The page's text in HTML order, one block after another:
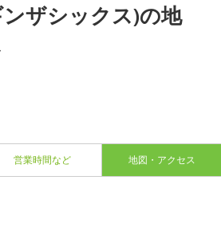
ザシックス)の地
営業時間など 地図・アクセス